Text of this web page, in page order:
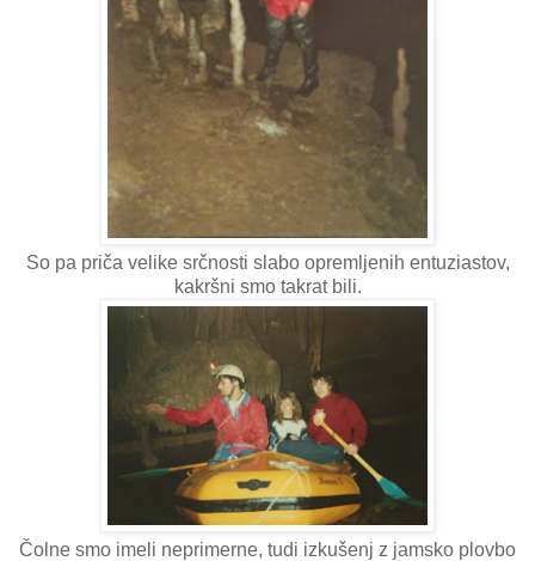
So pa priča velike srčnosti slabo opremljenih entuziastov,
kakršni smo takrat bili.
Čolne smo imeli neprimerne, tudi izkušenj z jamsko plovbo